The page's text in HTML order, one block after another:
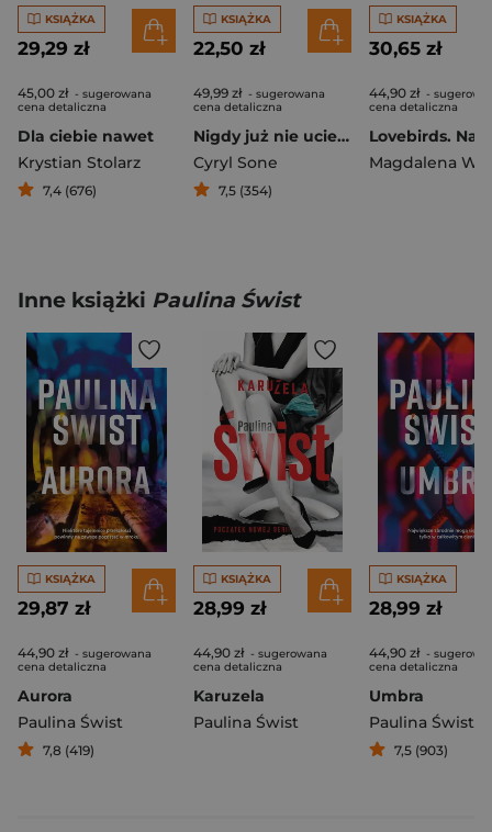
KSIĄŻKA
29,29 zł
45,00 zł - sugerowana
cena detaliczna
Dla ciebie nawet
Krystian Stolarz
7,4 (676)
KSIĄŻKA
22,50 zł
49,99 zł - sugerowana
cena detaliczna
Nigdy już nie uciekniesz
Cyryl Sone
7,5 (354)
KSIĄŻKA
30,65 zł
44,90 zł -
cena detaliczna
Inne książki Paulina Świst
KSIĄŻKA
29,87 zł
44,90 zł - sugerowana
cena detaliczna
Aurora
Paulina Świst
7,8 (419)
KSIĄŻKA
28,99 zł
44,90 zł - sugerowana
cena detaliczna
Karuzela
Paulina Świst
KSIĄŻKA
28,99 zł
44,90 zł -
cena detaliczna
Umbra
Paulina Świst
7,5 (903)